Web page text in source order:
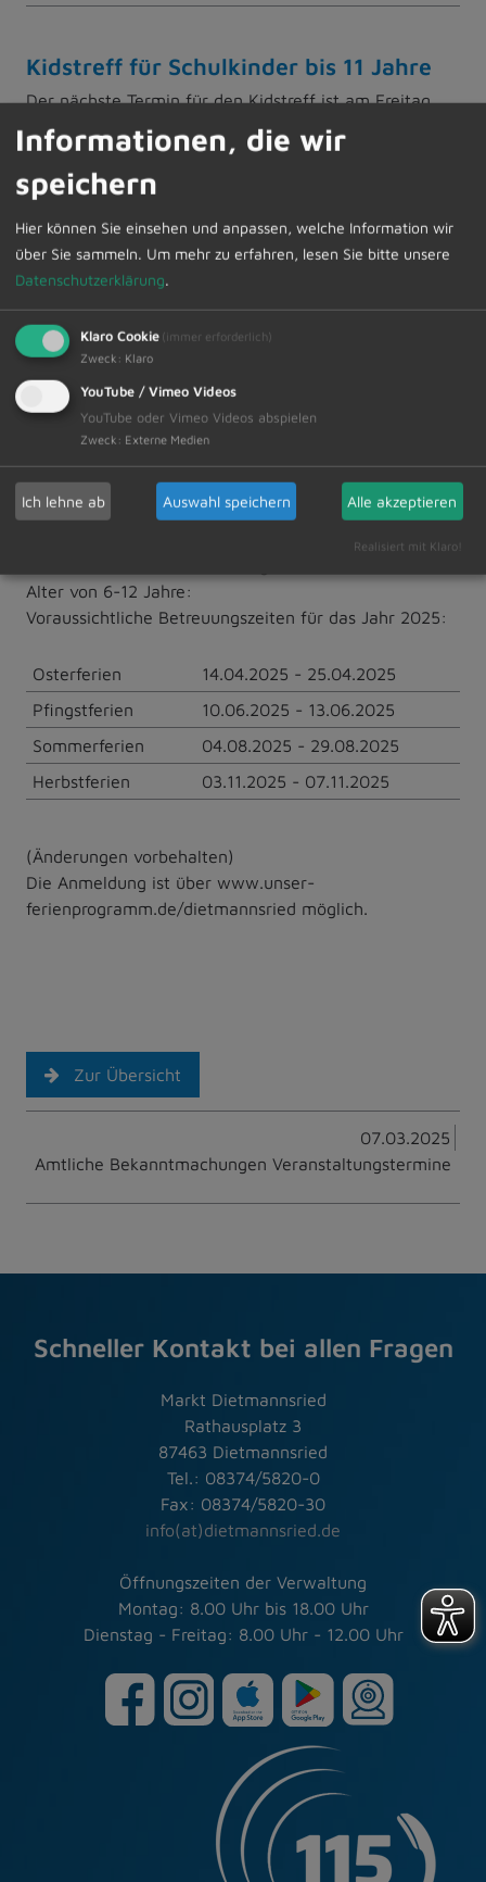
Kidstreff für Schulkinder bis 11 Jahre
Der nächste Termin für den Kidstreff ist am Freitag
21.03.2025, von 14.00 Uhr bis 16.00 Uhr im
Jugendtreff „Upstairs“ (der Jugendtreff hat an diesem
Tag geschlossen).
Ausflug in den Europa Park
Am 16.04.2025 geht es wieder in den Europa Park.
Hast du Lust auf einen spannenden, erlebnisreichen
mit uns in den größten Freizeitpark Deutschlands.
Eintritt inkl. Busfahrt kostet pro Person 85.- €.
Verbindliche Anmeldung bis 23.03.2025 über
Alter von 6-12 Jahre:
Voraussichtliche Betreuungszeiten für das Jahr 2025:
Osterferien
14.04.2025 - 25.04.2025
Pfingstferien
10.06.2025 - 13.06.2025
Sommerferien
04.08.2025 - 29.08.2025
Herbstferien
03.11.2025 - 07.11.2025
(Änderungen vorbehalten)
Die Anmeldung ist über www.unser-
ferienprogramm.de/dietmannsried möglich.
Zur Übersicht
07.03.2025
Amtliche Bekanntmachungen Veranstaltungstermine
Schneller Kontakt bei allen Fragen
Markt Dietmannsried
Rathausplatz 3
87463 Dietmannsried
Tel.: 08374/5820-0
Fax: 08374/5820-30
info(at)dietmannsried.de
Öffnungszeiten der Verwaltung
Montag: 8.00 Uhr bis 18.00 Uhr
Dienstag - Freitag: 8.00 Uhr - 12.00 Uhr
Informationen, die wir
speichern
Hier können Sie einsehen und anpassen, welche Information wir
über Sie sammeln. Um mehr zu erfahren, lesen Sie bitte unsere
Datenschutzerklärung.
Klaro Cookie (immer erforderlich)
Zweck : Klaro
YouTube / Vimeo Videos
YouTube oder Vimeo Videos abspielen
Zweck : Externe Medien
Ich lehne ab Auswahl speichern Alle akzeptieren
Realisiert mit Klaro!